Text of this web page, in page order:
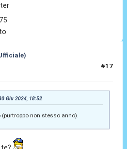
#17
Giu 2024, 18:52
non stesso anno).